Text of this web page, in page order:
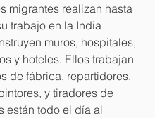
migrantes realizan hasta
trabajo en la India
muros, hospitales,
y hoteles. Ellos trabajan
de fábrica, repartidores,
y tiradores de
están todo el día al